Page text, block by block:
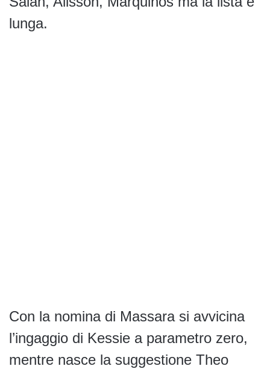
lunga.
Con la nomina di Massara si avvicina
l’ingaggio di Kessie a parametro zero,
mentre nasce la suggestione Theo